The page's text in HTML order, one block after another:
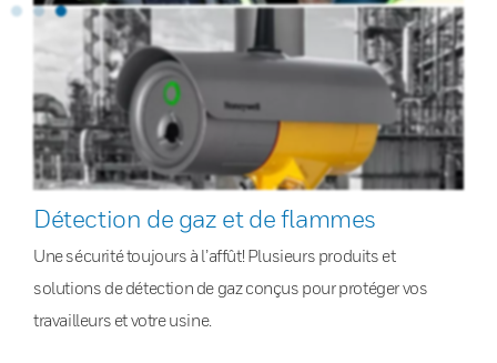
Détection de gaz et de flammes
Une sécurité toujours à l’affût! Plusieurs produits et
solutions de détection de gaz conçus pour protéger vos
travailleurs et votre usine.